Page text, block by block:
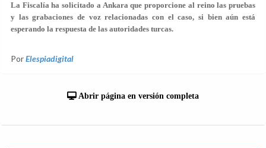
La Fiscalía ha solicitado a Ankara que proporcione al reino las pruebas
y las grabaciones de voz relacionadas con el caso, si bien aún está
esperando la respuesta de las autoridades turcas.
PorElespiadigital
Abrir página en versión completa